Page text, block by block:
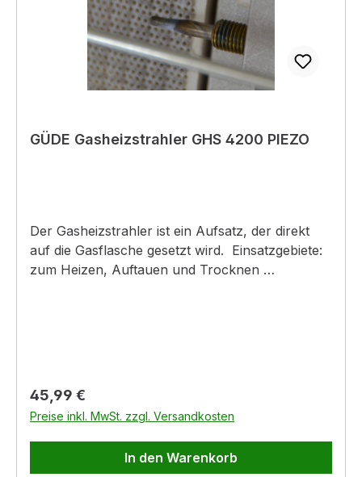
GÜDE Gasheizstrahler GHS 4200 PIEZO
Der Gasheizstrahler ist ein Aufsatz, der direkt
auf die Gasflasche gesetzt wird. Einsatzgebiete:
zum Heizen, Auftauen und Trocknen
Regulärer Preis:
45,99 €
Preise inkl. MwSt. zzgl. Versandkosten
In den Warenkorb